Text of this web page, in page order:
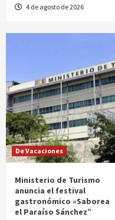
4 de agosto de 2026
De Vacaciones
Ministerio de Turismo
anuncia el festival
gastronómico «Saborea
el Paraíso Sánchez”